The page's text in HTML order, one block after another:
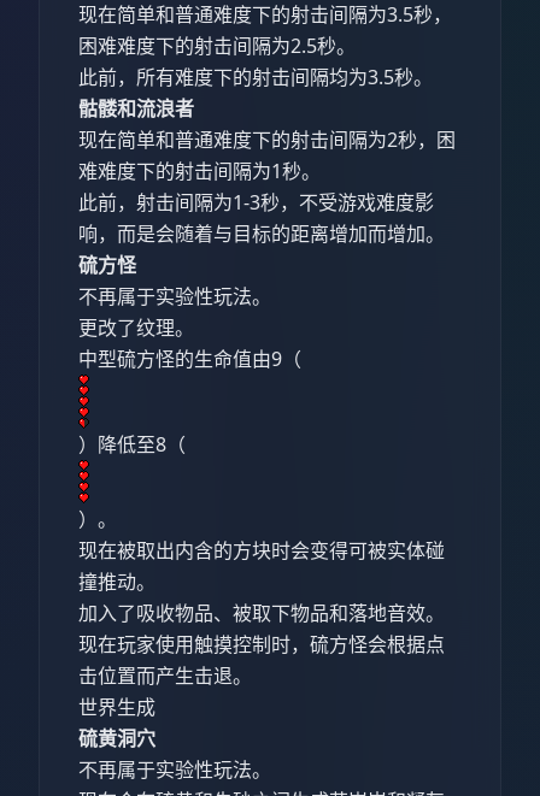
现在简单和普通难度下的射击间隔为3.5秒，
困难难度下的射击间隔为2.5秒。
此前，所有难度下的射击间隔均为3.5秒。
骷髅和流浪者
现在简单和普通难度下的射击间隔为2秒，困
难难度下的射击间隔为1秒。
此前，射击间隔为1-3秒，不受游戏难度影
响，而是会随着与目标的距离增加而增加。
硫方怪
不再属于实验性玩法。
更改了纹理。
中型硫方怪的生命值由9（
）降低至8（
）。
现在被取出内含的方块时会变得可被实体碰
撞推动。
加入了吸收物品、被取下物品和落地音效。
现在玩家使用触摸控制时，硫方怪会根据点
击位置而产生击退。
世界生成
硫黄洞穴
不再属于实验性玩法。